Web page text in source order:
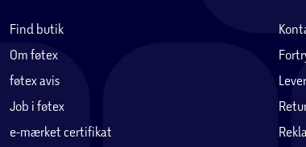
Find butik
Om føtex
føtex avis
Job i føtex
e-mærket certifikat